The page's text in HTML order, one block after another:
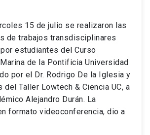
15 de julio se realizaron las
de trabajos transdisciplinares
estudiantes del Curso
de la Pontificia Universidad
por el Dr. Rodrigo De la Iglesia y
del Taller Lowtech & Ciencia UC, a
Alejandro Durán. La
formato videoconferencia, dio a